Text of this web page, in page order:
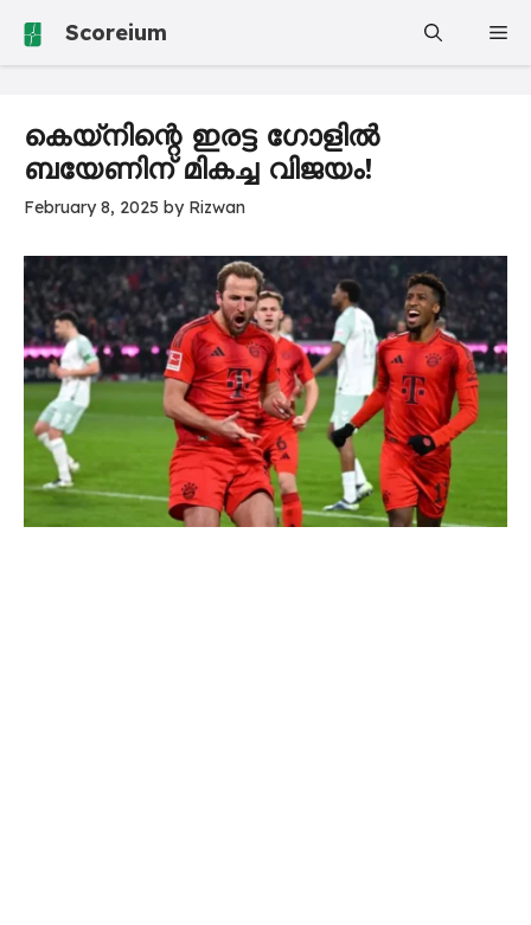
Scoreium
കെയ്‌നിന്റെ ഇരട്ട ഗോളിൽ
ബയേണിന് മികച്ച വിജയം!
February 8, 2025 by Rizwan